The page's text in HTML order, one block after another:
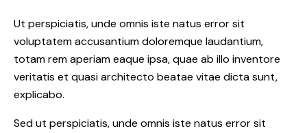
Ut perspiciatis, unde omnis iste natus error sit
voluptatem accusantium doloremque laudantium,
totam rem aperiam eaque ipsa, quae ab illo inventore
veritatis et quasi architecto beatae vitae dicta sunt,
explicabo.
Sed ut perspiciatis, unde omnis iste natus error sit